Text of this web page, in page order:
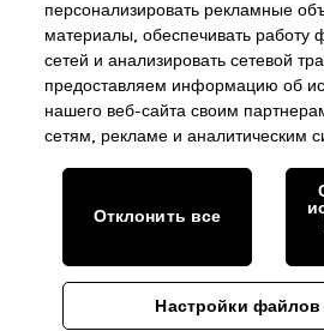
Sitemap
Политика
Cookie Notice
SWISS
© SWATCH AG 2026. ВСЕ ПРАВА
персонализировать рекламные
материалы, обеспечивать работу
сетей и анализировать сетевой
предоставляем информацию об
нашего веб-сайта своим
сетям, рекламе и аналитическим
Настройки
Отклонить все